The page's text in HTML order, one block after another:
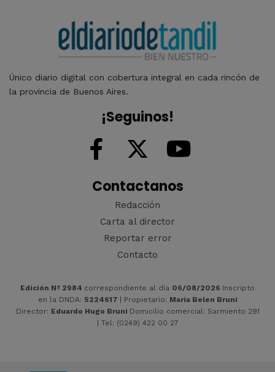
Único diario digital con cobertura integral en cada rincón de
la provincia de Buenos Aires.
¡Seguinos!
Contactanos
Redacción
Carta al director
Reportar error
Contacto
Edición Nº 2984 correspondiente al día 06/08/2026 Inscripto
en la DNDA: 5224617 | Propietario: María Belen Bruni
Director: Eduardo Hugo Bruni Domicilio comercial: Sarmiento 291
| Tel: (0249) 422 00 27